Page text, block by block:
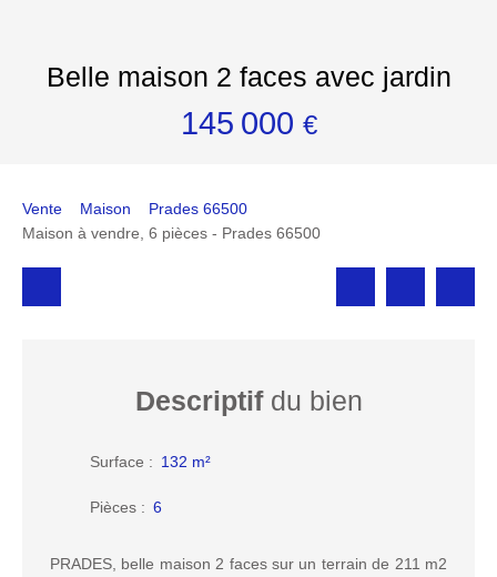
Belle maison 2 faces avec jardin
145 000 €
Vente Maison
Prades 66500
Maison à vendre, 6 pièces - Prades 66500
Descriptifdu bien
Surface : 132 m²
Pièces : 6
PRADES, belle maison 2 faces sur un terrain de 211 m2